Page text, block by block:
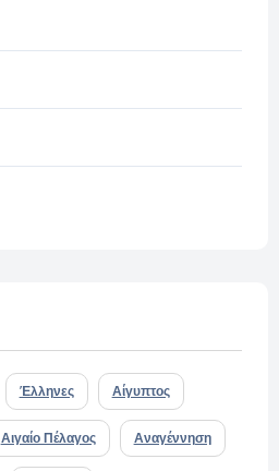
Έλληνες Αίγυπτος
Αιγαίο Πέλαγος Αναγέννηση